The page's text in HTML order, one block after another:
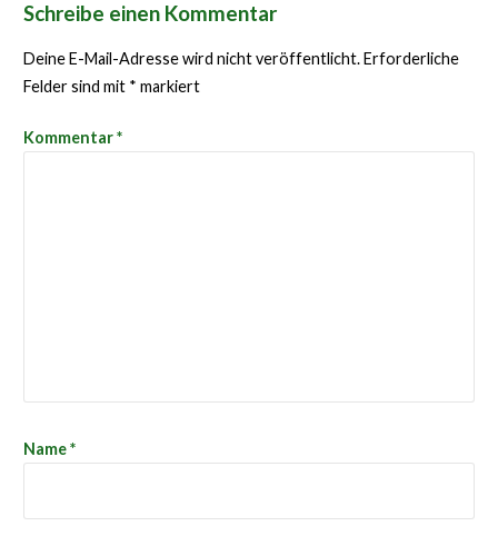
Schreibe einen Kommentar
Deine E-Mail-Adresse wird nicht veröffentlicht.Erforderliche
Felder sind mit * markiert
Kommentar*
Name*